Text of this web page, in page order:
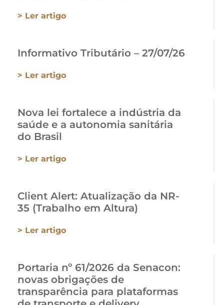
> Ler artigo
Informativo Tributário – 27/07/26
> Ler artigo
Nova lei fortalece a indústria da
saúde e a autonomia sanitária
do Brasil
> Ler artigo
Client Alert: Atualização da NR-
35 (Trabalho em Altura)
> Ler artigo
Portaria nº 61/2026 da Senacon:
novas obrigações de
transparência para plataformas